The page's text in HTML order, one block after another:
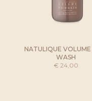
NATULIQUE VOLUME
WASH
€ 24,00